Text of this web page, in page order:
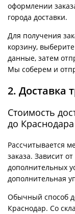
оформлении
города доставки.
Для получения
корзину,
данные, затем
Мы соберем и
2. Доставка
Стоимость
до Краснодара
Рассчитывается
заказа. Зависит
дополнительных
дополнительная
Обычный способ
Краснодар. Со